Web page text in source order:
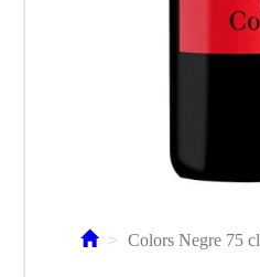
Colors Negre 75 cl